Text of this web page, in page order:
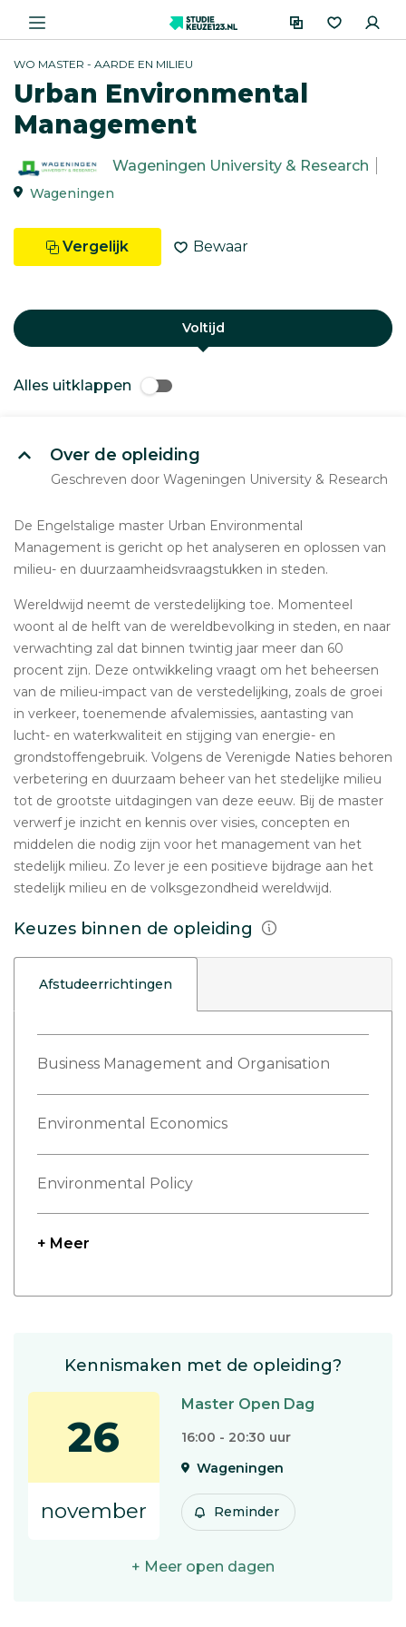
WO MASTER - AARDE EN MILIEU
Urban Environmental
Management
Wageningen University & Research
Wageningen
Vergelijk Bewaar
Voltijd
Alles uitklappen
Over de opleiding
Geschreven door Wageningen University & Research
De Engelstalige master Urban Environmental
Management is gericht op het analyseren en oplossen van
milieu- en duurzaamheidsvraagstukken in steden.
Wereldwijd neemt de verstedelijking toe. Momenteel
woont al de helft van de wereldbevolking in steden, en naar
verwachting zal dat binnen twintig jaar meer dan 60
procent zijn. Deze ontwikkeling vraagt om het beheersen
van de milieu-impact van de verstedelijking, zoals de groei
in verkeer, toenemende afvalemissies, aantasting van
lucht- en waterkwaliteit en stijging van energie- en
grondstoffengebruik. Volgens de Verenigde Naties behoren
verbetering en duurzaam beheer van het stedelijke milieu
tot de grootste uitdagingen van deze eeuw. Bij de master
verwerf je inzicht en kennis over visies, concepten en
middelen die nodig zijn voor het management van het
stedelijk milieu. Zo lever je een positieve bijdrage aan het
stedelijk milieu en de volksgezondheid wereldwijd.
Keuzes binnen de opleiding
Afstudeerrichtingen
Business Management and Organisation
Environmental Economics
Environmental Policy
+ Meer
Kennismaken met de opleiding?
26
november
Master Open Dag
16:00 - 20:30 uur
Wageningen
Reminder
+ Meer open dagen